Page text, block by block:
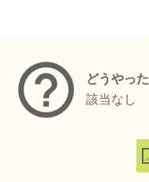
どうやっ
該当なし